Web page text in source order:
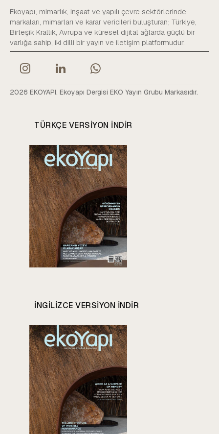
Ekoyapı; mimarlık, inşaat ve yapılı çevre sektörlerinde
markaları, mimarları ve karar vericileri buluşturan; Türkiye,
Birleşik Krallık, Avrupa ve küresel dijital ağlarda güçlü bir
varlığa sahip, iki dilli bir yayın ve iletişim platformudur.
2026 EKOYAPI. Ekoyapı Dergisi EKO Yayın Grubu Markasıdır.
TÜRKÇE VERSIYON INDIR
INGILIZCE VERSIYON INDIR